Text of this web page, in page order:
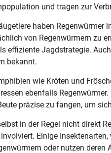
und tragen zur
haben Regenwürmer
von Regenwürmern zu
effiziente Jagdstrategie.
bekannt.
wie Kröten und
ebenfalls
präzise zu fangen, um
in der Regel nicht direkt
Einige
oder nutzen deren